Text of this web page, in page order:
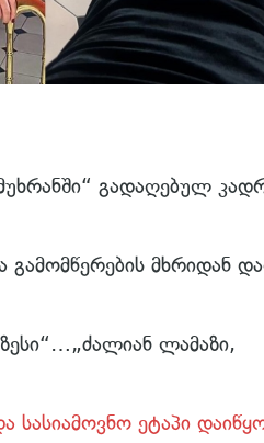
გადაღებულ
მხრიდან
ლამაზი,
სასიამოვნო ეტაპი